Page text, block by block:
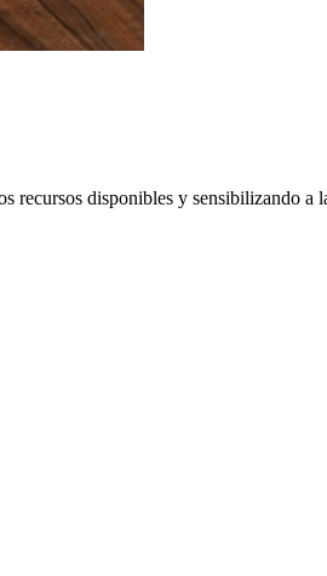
recursos disponibles y sensibilizando a